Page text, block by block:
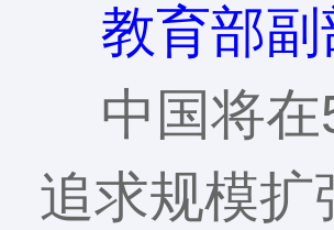
教育部副
中国将在
追求规模扩